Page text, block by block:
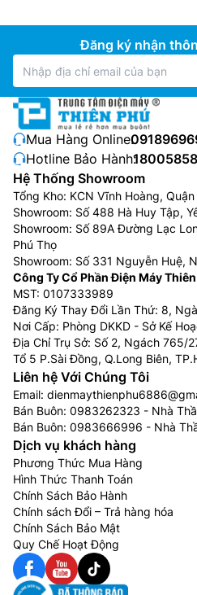
Đăng ký nhận
Mua Hàng Online:
Hotline Bảo Hành:
Hệ Thống Showroom
Tổng Kho: KCN Vĩnh Hoàng,
Showroom: Số 488 Hà Huy Tập,
Showroom: Số 89A Đường Lạc
Phú Thọ
Showroom: Số 331 Nguyễn Huệ,
Công Ty Cổ Phần Điện Máy
MST: 0107333989
Đăng Ký Thay Đổi Lần Thứ: 8,
Nơi Cấp: Phòng DKKD - Sở Kế
Địa Chỉ Trụ Sở: Số 2, Ngách 765/
Tổ 5 P.Sài Đồng, Q.Long Biên,
Liên hệ Với Chúng Tôi
Email:
Bán Buôn: 0983262323 - Nhà
Bán Buôn: 0983666996 - Nhà
Dịch vụ khách hàng
Phương Thức Mua Hàng
Hình Thức Thanh Toán
Chính Sách Bảo Hành
Chính sách Đổi – Trả hàng hóa
Chính Sách Bảo Mật
Quy Chế Hoạt Động